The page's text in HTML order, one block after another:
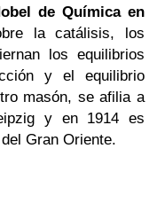
de Química en
la catálisis, los
los equilibrios
y el equilibrio
masón, se afilia a
y en 1914 es
Gran Oriente.